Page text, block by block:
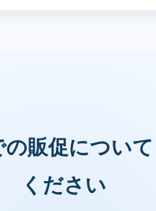
販促につい
ください